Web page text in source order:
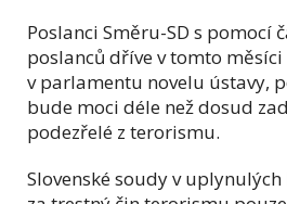
Poslanci Směru-SD s pomocí
poslanců dříve v tomto
v parlamentu novelu ústavy,
bude moci déle než dosud
podezřelé z terorismu.
Slovenské soudy v